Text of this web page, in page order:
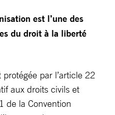
est l’une des
du droit à la liberté
par l’article 22
aux droits civils et
de la Convention